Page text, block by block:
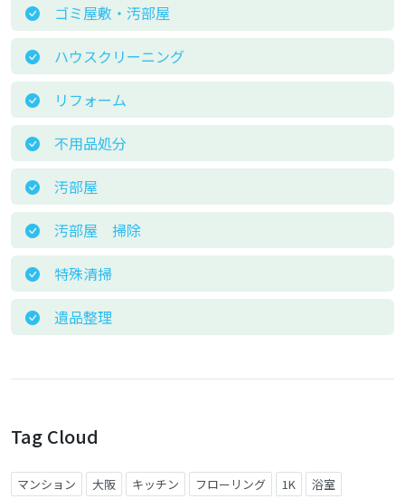
ゴミ屋敷・汚部屋
ハウスクリーニング
リフォーム
不用品処分
汚部屋
汚部屋 掃除
特殊清掃
遺品整理
Tag Cloud
マンション 大阪 キッチン フローリング 1K
浴室